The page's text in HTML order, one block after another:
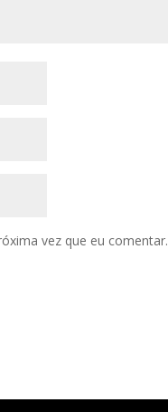
vez que eu comentar.